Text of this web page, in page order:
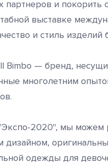
партнеров и покорить
выставке
и стиль
Bimbo — бренд,
многолетним
2020", мы можем
дизайном,
одежды для